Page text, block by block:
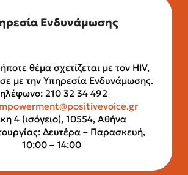
Ενδυνάμωσης
θέμα σχετίζεται με τον HIV,
με την Υπηρεσία Ενδυνάμωσης.
210 32 34 492
4 (ισόγειο), 10554, Αθήνα
Δευτέρα – Παρασκευή,
10:00 – 14:00